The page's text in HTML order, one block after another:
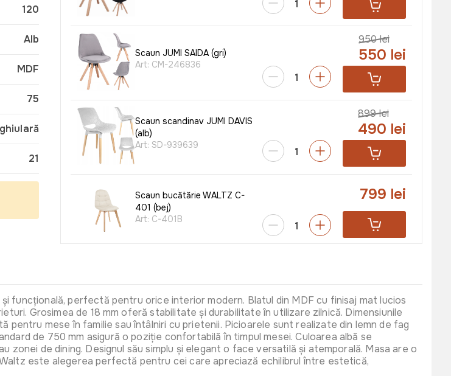
120
Alb
MDF
75
21
Scaun JUMI SAIDA (gri)
Art: CM-246836
950 lei
550 lei
Scaun scandinav JUMI DAVIS
(alb)
Art: SD-939639
899 lei
490 lei
Scaun bucătărie WALTZ C-
401 (bej)
Art: C-401B
799 lei
Scaun bucatarie WALTZ C-
518 (negru)
Art:C-518N
595 lei
funcțională, perfectă pentru orice interior modern. Blatul din MDF cu finisaj mat lucios
Grosimea de 18 mm oferă stabilitate și durabilitate în utilizare zilnică. Dimensiunile
mese în familie sau întâlniri cu prietenii. Picioarele sunt realizate din lemn de fag
de 750 mm asigură o poziție confortabilă în timpul mesei. Culoarea albă se
zonei de dining. Designul său simplu și elegant o face versatilă și atemporală. Masa are o
este alegerea perfectă pentru cei care apreciază echilibrul între estetică,